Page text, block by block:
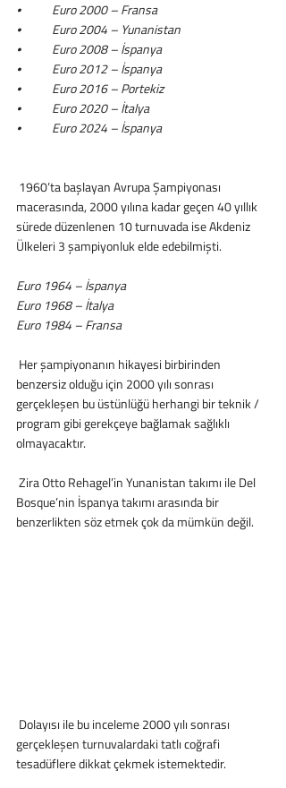
⦁	Euro 2000 – Fransa
⦁	Euro 2004 – Yunanistan
⦁	Euro 2008 – İspanya
⦁	Euro 2012 – İspanya
⦁	Euro 2016 – Portekiz
⦁	Euro 2020 – İtalya
⦁	Euro 2024 – İspanya
macerasında, 2000 yılına kadar geçen 40 yıllık
sürede düzenlenen 10 turnuvada ise Akdeniz
Ülkeleri 3 şampiyonluk elde edebilmişti.
Euro 1964 – İspanya
Euro 1968 – İtalya
Euro 1984 – Fransa
benzersiz olduğu için 2000 yılı sonrası
gerçekleşen bu üstünlüğü herhangi bir teknik /
program gibi gerekçeye bağlamak sağlıklı
olmayacaktır.
Bosque’nin İspanya takımı arasında bir
benzerlikten söz etmek çok da mümkün değil.
gerçekleşen turnuvalardaki tatlı coğrafi
tesadüflere dikkat çekmek istemektedir.